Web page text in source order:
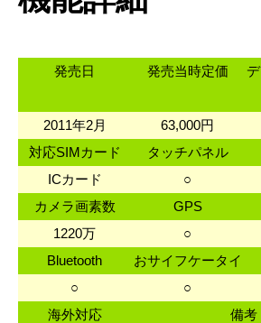
発売日 発売当時定価
2011年2月
63,000円
対応SIMカード
タッチパネル
ICカード
○
カメラ画素数
GPS
1220万
○
Bluetooth
おサイフケータイ
○
○
海外対応
備考